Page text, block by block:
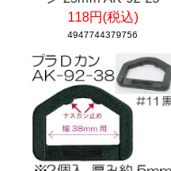
118円(税込)
4947744379756